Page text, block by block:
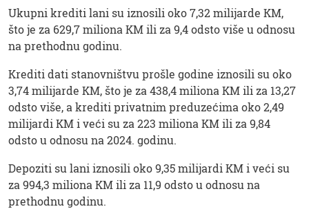
Ukupni krediti lani su iznosili oko 7,32 milijarde KM,
što je za 629,7 miliona KM ili za 9,4 odsto više u odnosu
na prethodnu godinu.
Krediti dati stanovništvu prošle godine iznosili su oko
3,74 milijarde KM, što je za 438,4 miliona KM ili za 13,27
odsto više, a krediti privatnim preduzećima oko 2,49
milijardi KM i veći su za 223 miliona KM ili za 9,84
odsto u odnosu na 2024. godinu.
Depoziti su lani iznosili oko 9,35 milijardi KM i veći su
za 994,3 miliona KM ili za 11,9 odsto u odnosu na
prethodnu godinu.